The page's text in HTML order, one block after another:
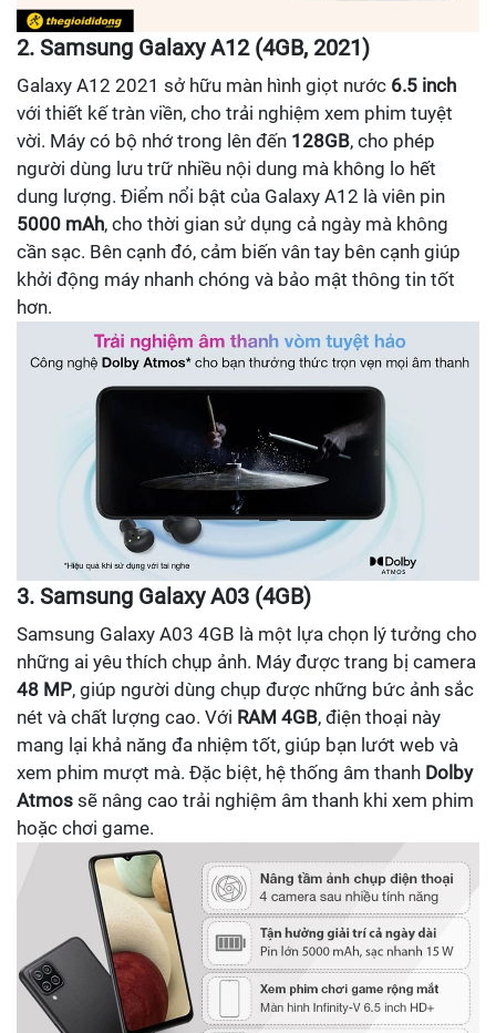
2. Samsung Galaxy A12 (4GB, 2021)
Galaxy A12 2021 sở hữu màn hình giọt nước 6.5 inch
với thiết kế tràn viền, cho trải nghiệm xem phim tuyệt
vời. Máy có bộ nhớ trong lên đến 128GB, cho phép
người dùng lưu trữ nhiều nội dung mà không lo hết
dung lượng. Điểm nổi bật của Galaxy A12 là viên pin
5000 mAh, cho thời gian sử dụng cả ngày mà không
cần sạc. Bên cạnh đó, cảm biến vân tay bên cạnh giúp
khởi động máy nhanh chóng và bảo mật thông tin tốt
hơn.
3. Samsung Galaxy A03 (4GB)
Samsung Galaxy A03 4GB là một lựa chọn lý tưởng cho
những ai yêu thích chụp ảnh. Máy được trang bị camera
48 MP, giúp người dùng chụp được những bức ảnh sắc
nét và chất lượng cao. Với RAM 4GB, điện thoại này
mang lại khả năng đa nhiệm tốt, giúp bạn lướt web và
xem phim mượt mà. Đặc biệt, hệ thống âm thanh Dolby
Atmos sẽ nâng cao trải nghiệm âm thanh khi xem phim
hoặc chơi game.